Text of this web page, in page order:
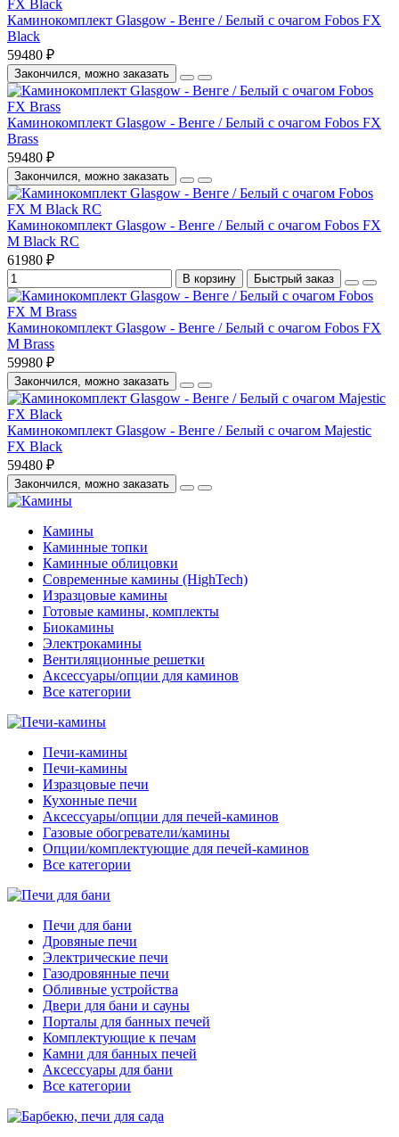
Каминокомплект Glasgow - Венге / Белый с очагом Fobos FX
Black
59480 ₽
Закончился, можно заказать
Каминокомплект Glasgow - Венге / Белый с очагом Fobos FX
Brass
59480 ₽
Закончился, можно заказать
Каминокомплект Glasgow - Венге / Белый с очагом Fobos FX
M Black RC
61980 ₽
В корзину Быстрый заказ
Каминокомплект Glasgow - Венге / Белый с очагом Fobos FX
M Brass
59980 ₽
Закончился, можно заказать
Каминокомплект Glasgow - Венге / Белый с очагом Majestic
FX Black
59480 ₽
Закончился, можно заказать
Камины
Каминные топки
Каминные облицовки
Современные камины (HighTech)
Изразцовые камины
Готовые камины, комплекты
Биокамины
Электрокамины
Вентиляционные решетки
Аксессуары/опции для каминов
Все категории
Печи-камины
Печи-камины
Изразцовые печи
Кухонные печи
Аксессуары/опции для печей-каминов
Газовые обогреватели/камины
Опции/комплектующие для печей-каминов
Все категории
Печи для бани
Дровяные печи
Электрические печи
Газодровянные печи
Обливные устройства
Двери для бани и сауны
Порталы для банных печей
Комплектующие к печам
Камни для банных печей
Аксессуары для бани
Все категории